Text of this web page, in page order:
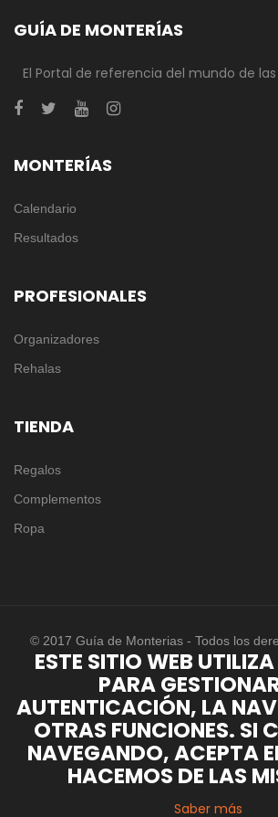
GUÍA DE MONTERÍAS
El Portal de referencia del mundo de
MONTERÍAS
Calendario
Resultados
PROFESIONALES
Organizadores
Rehalas
TIENDA
Regalos
Complementos
Ropa
© 2017 Guía de Monterias - Todos los
ESTE SITIO WEB
PARA
AUTENTICACIÓN, LA
OTRAS FUNCIONES. SI
NAVEGANDO, ACEPTA
HACEMOS DE LAS
Saber más